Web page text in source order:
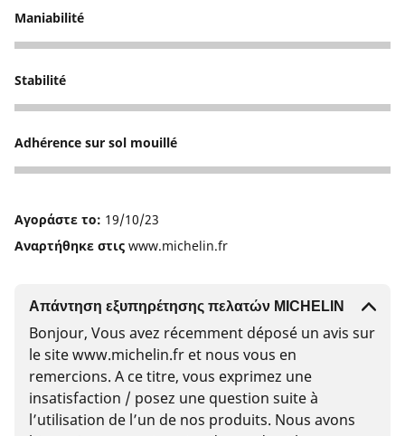
Maniabilité
3
Stabilité
3
Adhérence sur sol mouillé
4
Αγοράστε το: 19/10/23
Αναρτήθηκε στις www.michelin.fr
Απάντηση εξυπηρέτησης πελατών MICHELIN
Bonjour, Vous avez récemment déposé un avis sur
le site www.michelin.fr et nous vous en
remercions. A ce titre, vous exprimez une
insatisfaction / posez une question suite à
l’utilisation de l’un de nos produits. Nous avons